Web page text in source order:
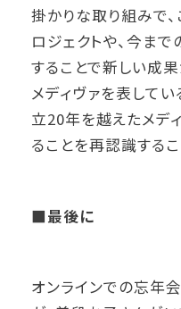
掛かりな取り組みで
ロジェクトや、今ま
することで新しい成
メディヴァを表してい
立20年を越えたメデ
ることを再認識するこ
■最後に
オンラインでの忘年